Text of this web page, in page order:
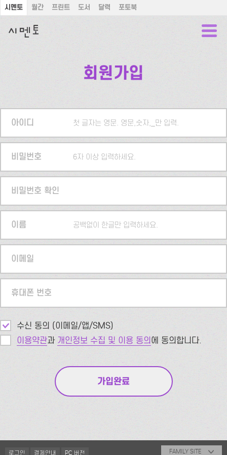
시멘토 월간 프린트 도서 달력 포토북
회원가입
아이디 첫 글자는 영문. 영문,숫자,_만 입력.
비밀번호 6자 이상 입력하세요.
비밀번호 확인
이름 공백없이 한글만 입력하세요.
이메일
휴대폰 번호
수신 동의 (이메일/앱/SMS)
이용약관과 개인정보 수집 및 이용 동의에 동의합니다.
로그인 결제안내 PC 버전 FAMILY SITE